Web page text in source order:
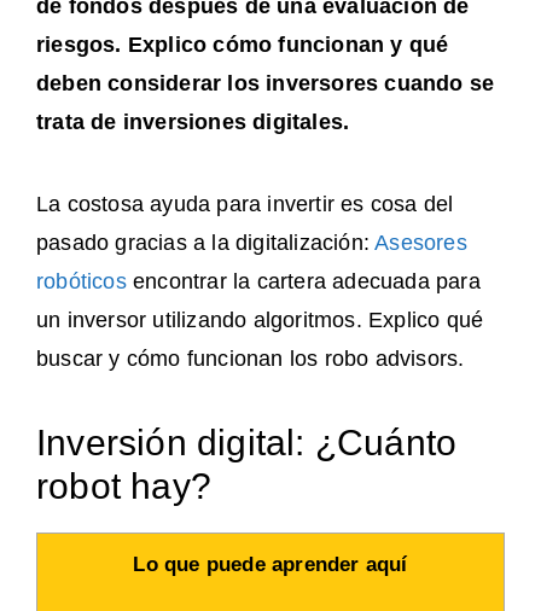
de fondos después de una evaluación de
riesgos. Explico cómo funcionan y qué
deben considerar los inversores cuando se
trata de inversiones digitales.
La costosa ayuda para invertir es cosa del
pasado gracias a la digitalización:Asesores
robóticosencontrar la cartera adecuada para
un inversor utilizando algoritmos. Explico qué
buscar y cómo funcionan los robo advisors.
Inversión digital: ¿Cuánto
robot hay?
Lo que puede aprender aquí